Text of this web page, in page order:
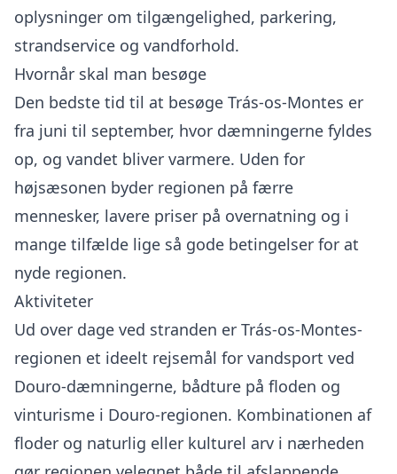
oplysninger om tilgængelighed, parkering,
strandservice og vandforhold.
Hvornår skal man besøge
Den bedste tid til at besøge Trás-os-Montes er
fra juni til september, hvor dæmningerne fyldes
op, og vandet bliver varmere. Uden for
højsæsonen byder regionen på færre
mennesker, lavere priser på overnatning og i
mange tilfælde lige så gode betingelser for at
nyde regionen.
Aktiviteter
Ud over dage ved stranden er Trás-os-Montes-
regionen et ideelt rejsemål for vandsport ved
Douro-dæmningerne, bådture på floden og
vinturisme i Douro-regionen. Kombinationen af
floder og naturlig eller kulturel arv i nærheden